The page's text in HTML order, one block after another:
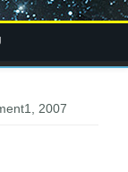
2007